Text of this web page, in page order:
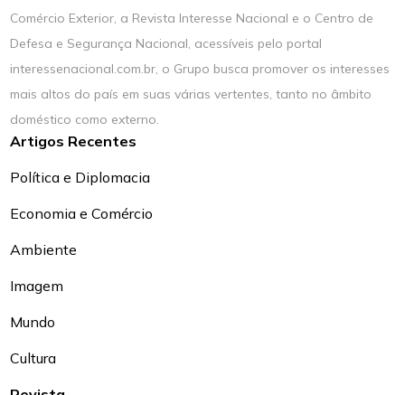
Comércio Exterior, a Revista Interesse Nacional e o Centro de
Defesa e Segurança Nacional, acessíveis pelo portal
interessenacional.com.br, o Grupo busca promover os interesses
mais altos do país em suas várias vertentes, tanto no âmbito
doméstico como externo.
Artigos Recentes
Política e Diplomacia
Economia e Comércio
Ambiente
Imagem
Mundo
Cultura